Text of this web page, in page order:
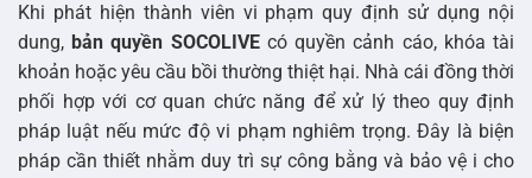
Khi phát hiện thành viên vi phạm quy định sử dụng nội
dung, bản quyền SOCOLIVEcó quyền cảnh cáo, khóa tài
khoản hoặc yêu cầu bồi thường thiệt hại. Nhà cái đồng thời
phối hợp với cơ quan chức năng để xử lý theo quy định
pháp luật nếu mức độ vi phạm nghiêm trọng. Đây là biện
pháp cần thiết nhằm duy trì sự công bằng và bảo vệ i cho